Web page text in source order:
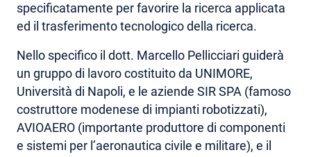
specificatamente per favorire la ricerca applicata
ed il trasferimento tecnologico della ricerca.
Nello specifico il dott. Marcello Pellicciari guiderà
un gruppo di lavoro costituito da UNIMORE,
Università di Napoli, e le aziende SIR SPA (famoso
costruttore modenese di impianti robotizzati),
AVIOAERO (importante produttore di componenti
e sistemi per l’aeronautica civile e militare), e il